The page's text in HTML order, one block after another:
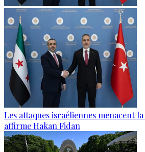
Les attaques israéliennes menacent
affirme Hakan Fidan